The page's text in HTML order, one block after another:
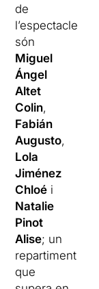
de
l’espectacle
són
Miguel
Ángel
Altet
Colin,
Fabián
Augusto,
Lola
Jiménez
Chloé i
Natalie
Pinot
Alise; un
repartiment
que